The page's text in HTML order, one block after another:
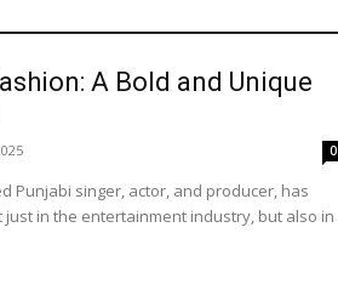
A Bold and Unique
0
Punjabi singer, actor, and producer, has
in the entertainment industry, but also in